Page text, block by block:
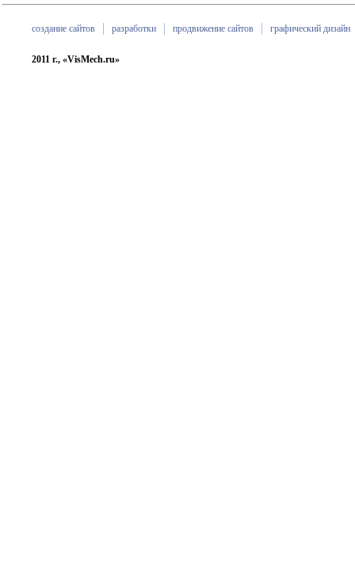
создание сайтов разработки продвижение сайтов графический дизайн
2011 г., «VisMech.ru»